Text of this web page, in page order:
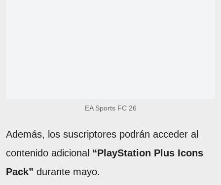
EA Sports FC 26
Además, los suscriptores podrán acceder al
contenido adicional “PlayStation Plus Icons
Pack” durante mayo.